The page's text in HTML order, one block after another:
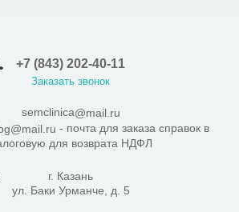
+7 (843) 202-40-11
Заказать звонок
semclinica@mail.ru
- почта для заказа справок в
для возврата НДФЛ
г. Казань
ул. Баки Урманче, д. 5